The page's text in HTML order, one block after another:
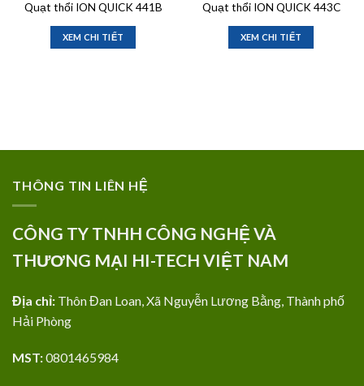
Quạt thổi ION QUICK 441B
XEM CHI TIẾT
Quạt thổi ION QUICK 443C
XEM CHI TIẾT
THÔNG TIN LIÊN HỆ
CÔNG TY TNHH CÔNG NGHỆ VÀ
THƯƠNG MẠI HI-TECH VIỆT NAM
Địa chỉ: Thôn Đan Loan, Xã Nguyễn Lương Bằng, Thành phố
Hải Phòng
MST:0801465984